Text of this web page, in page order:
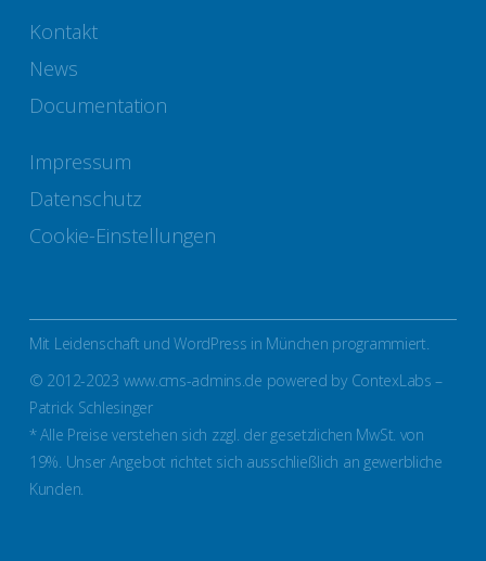
Kontakt
News
Documentation
Impressum
Datenschutz
Cookie-Einstellungen
Mit Leidenschaft und WordPress in München programmiert.
© 2012-2023 www.cms-admins.de powered by ContexLabs –
Patrick Schlesinger
* Alle Preise verstehen sich zzgl. der gesetzlichen MwSt. von
19%. Unser Angebot richtet sich ausschließlich an gewerbliche
Kunden.